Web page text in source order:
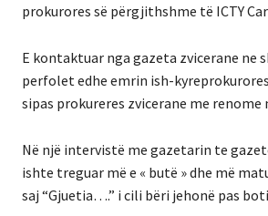
prokurores së përgjithshme të ICTY
E kontaktuar nga gazeta zvicerane ne
perfolet edhe emrin ish-
sipas prokureres zvicerane me
Në një intervistë me gazetarin te
ishte treguar më e « butë » dhe më
saj “Gjuetia….” i cili bëri jehonë pas